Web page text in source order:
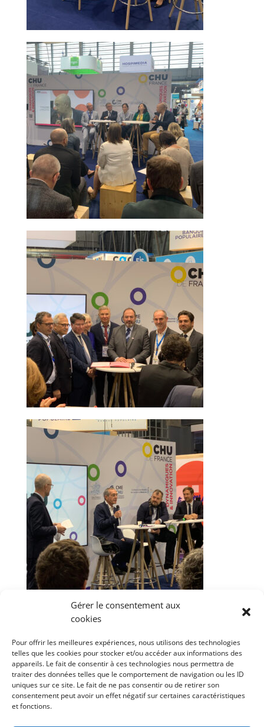
Gérer le consentement aux
cookies
Pour offrir les meilleures expériences, nous utilisons des technologies
telles que les cookies pour stocker et/ou accéder aux informations des
appareils. Le fait de consentir à ces technologies nous permettra de
traiter des données telles que le comportement de navigation ou les ID
uniques sur ce site. Le fait de ne pas consentir ou de retirer son
consentement peut avoir un effet négatif sur certaines caractéristiques
et fonctions.